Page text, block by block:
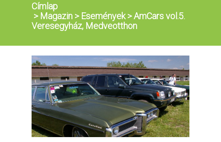
Címlap
> Magazin > Események>AmCars vol.5.
Veresegyház, Medveotthon